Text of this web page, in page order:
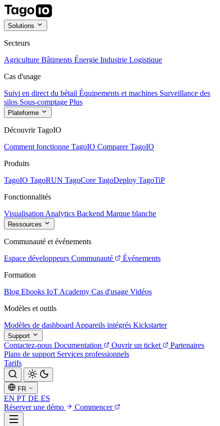
Solutions
Secteurs
Agriculture Bâtiments Énergie Industrie Logistique
Cas d'usage
Suivi en direct du bétail Équipements et machines Surveillance des
silos Sous-comptage Plus
Plateforme
Découvrir TagoIO
Comment fonctionne TagoIO Comparer TagoIO
Produits
TagoIO TagoRUN TagoCore TagoDeploy TagoTiP
Fonctionnalités
Visualisation Analytics Backend Marque blanche
Ressources
Communauté et événements
Espace développeurs Communauté
Événements
Formation
Blog Ebooks IoT Academy Cas d'usage Vidéos
Modèles et outils
Modèles de dashboard Appareils intégrés Kickstarter
Support
Contactez-nous Documentation Ouvrir un ticket
Partenaires
Plans de support Services professionnels
Tarifs
FR
EN PT DE ES
Réserver une démo
Commencer